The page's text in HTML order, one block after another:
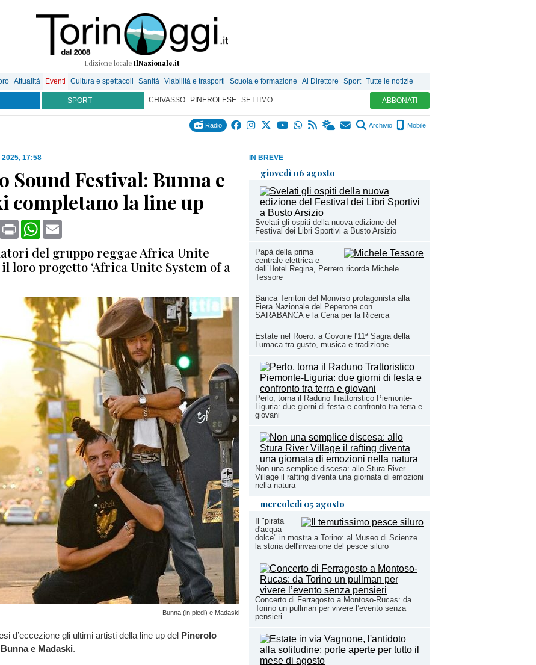
Edizione locale IlNazionale.it
Attualità Eventi Cultura e spettacoli Sanità Viabilità e trasporti Scuola e formazione Al Direttore Sport Tutte le notizie
SPORT CHIVASSO PINEROLESE SETTIMO ABBONATI
Radio Archivio Mobile
IN BREVE
giovedì 06 agosto
Svelati gli ospiti della nuova edizione del
Festival dei Libri Sportivi a Busto Arsizio
Papà della prima
centrale elettrica e
dell’Hotel Regina, Perrero ricorda Michele
Tessore
Banca Territori del Monviso protagonista alla
Fiera Nazionale del Peperone con
SARABANCA e la Cena per la Ricerca
Estate nel Roero: a Govone l'11ª Sagra della
Lumaca tra gusto, musica e tradizione
Perlo, torna il Raduno Trattoristico Piemonte-
Liguria: due giorni di festa e confronto tra terra e
giovani
Non una semplice discesa: allo Stura River
Village il rafting diventa una giornata di emozioni
nella natura
mercoledì 05 agosto
Il "pirata
d'acqua
dolce" in mostra a Torino: al Museo di Scienze
la storia dell'invasione del pesce siluro
Concerto di Ferragosto a Montoso-Rucas: da
Torino un pullman per vivere l’evento senza
pensieri
17:58
Sound Festival: Bunna e
completano la line up
X Print WhatsApp
del gruppo reggae Africa Unite
loro progetto ‘Africa Unite System of a
Bunna (in piedi) e Madaski
d’eccezione gli ultimi artisti della line up del Pinerolo
Bunna e Madaski.